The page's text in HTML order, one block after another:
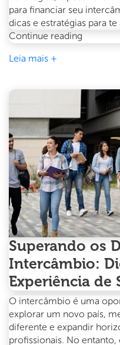
para financiar seu
dicas e estratégias para
Continue reading
dos
Sonhos:
Dicas
e
para
Obter
os
para
Realizar
o
seu
Sonho!
Leia mais +
Superando os
Intercâmbio:
Experiência de
O intercâmbio é uma
explorar um novo país,
diferente e expandir
profissionais. No entanto,